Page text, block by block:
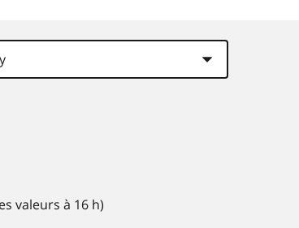
valeurs à 16 h)